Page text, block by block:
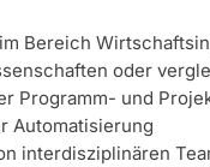
Bereich
oder
Programm- und
Automatisierung
interdisziplinären